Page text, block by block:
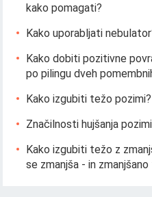
kako pomagati?
Kako uporabljati
Kako dobiti pozitivne
po pilingu dveh
Kako izgubiti težo
Značilnosti hujšanja pozimi
Kako izgubiti težo z
se zmanjša - in